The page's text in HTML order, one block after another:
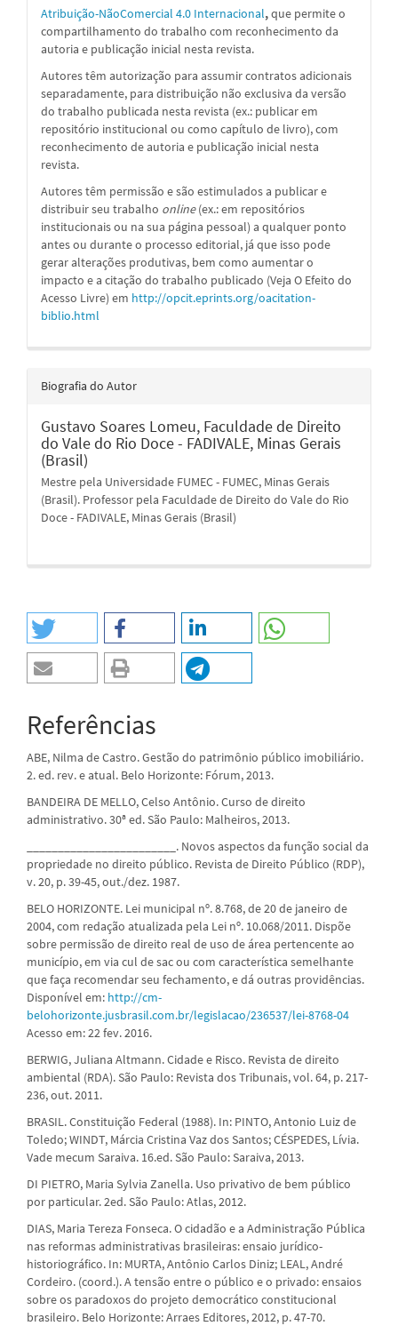
Atribuição-NãoComercial 4.0 Internacional,que permite o
compartilhamento do trabalho com reconhecimento da
autoria e publicação inicial nesta revista.
Autores têm autorização para assumir contratos adicionais
separadamente, para distribuição não exclusiva da versão
do trabalho publicada nesta revista (ex.: publicar em
repositório institucional ou como capítulo de livro), com
reconhecimento de autoria e publicação inicial nesta
revista.
Autores têm permissão e são estimulados a publicar e
distribuir seu trabalho online(ex.: em repositórios
institucionais ou na sua página pessoal) a qualquer ponto
antes ou durante o processo editorial, já que isso pode
gerar alterações produtivas, bem como aumentar o
impacto e a citação do trabalho publicado (Veja O Efeito do
Acesso Livre) em http://opcit.eprints.org/oacitation-
biblio.html
Biografia do Autor
Gustavo Soares Lomeu, Faculdade de Direito
do Vale do Rio Doce - FADIVALE, Minas Gerais
(Brasil)
Mestre pela Universidade FUMEC - FUMEC, Minas Gerais
(Brasil). Professor pela Faculdade de Direito do Vale do Rio
Doce - FADIVALE, Minas Gerais (Brasil)
Referências
ABE, Nilma de Castro. Gestão do patrimônio público imobiliário.
2. ed. rev. e atual. Belo Horizonte: Fórum, 2013.
BANDEIRA DE MELLO, Celso Antônio. Curso de direito
administrativo. 30ª ed. São Paulo: Malheiros, 2013.
________________________. Novos aspectos da função social da
propriedade no direito público. Revista de Direito Público (RDP),
v. 20, p. 39-45, out./dez. 1987.
BELO HORIZONTE. Lei municipal nº. 8.768, de 20 de janeiro de
2004, com redação atualizada pela Lei nº. 10.068/2011. Dispõe
sobre permissão de direito real de uso de área pertencente ao
município, em via cul de sac ou com característica semelhante
que faça recomendar seu fechamento, e dá outras providências.
Disponível em: http://cm-
belohorizonte.jusbrasil.com.br/legislacao/236537/lei-8768-04
Acesso em: 22 fev. 2016.
BERWIG, Juliana Altmann. Cidade e Risco. Revista de direito
ambiental (RDA). São Paulo: Revista dos Tribunais, vol. 64, p. 217-
236, out. 2011.
BRASIL. Constituição Federal (1988). In: PINTO, Antonio Luiz de
Toledo; WINDT, Márcia Cristina Vaz dos Santos; CÉSPEDES, Lívia.
Vade mecum Saraiva. 16.ed. São Paulo: Saraiva, 2013.
DI PIETRO, Maria Sylvia Zanella. Uso privativo de bem público
por particular. 2ed. São Paulo: Atlas, 2012.
DIAS, Maria Tereza Fonseca. O cidadão e a Administração Pública
nas reformas administrativas brasileiras: ensaio jurídico-
historiográfico. In: MURTA, Antônio Carlos Diniz; LEAL, André
Cordeiro. (coord.). A tensão entre o público e o privado: ensaios
sobre os paradoxos do projeto democrático constitucional
brasileiro. Belo Horizonte: Arraes Editores, 2012, p. 47-70.